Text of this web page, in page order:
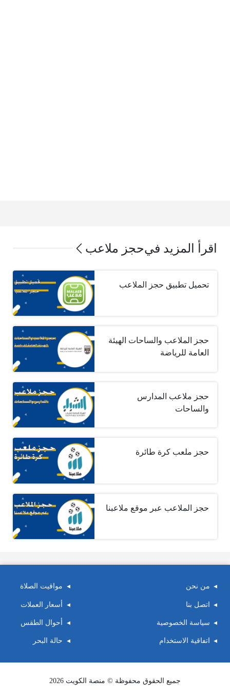
اقرأ المزيد فيحجز ملاعب
تحميل تطبيق حجز الملاعب
حجز الملاعب والساحات الهيئة
العامة للرياضة
حجز ملاعب المدارس
والساحات
حجز ملعب كرة طائرة
حجز الملاعب عبر موقع ملاعبنا
من نحن
اتصل بنا
سياسة الخصوصية
اتفاقية الاستخدام
مواقيت الصلاة
أسعار العملات
أحوال الطقس
حالة البحر
جميع الحقوق محفوظة © منصة الكويت 2026